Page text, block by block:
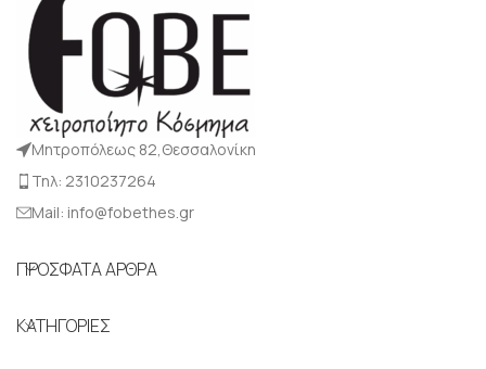
Μητροπόλεως 82,Θεσσαλονίκη
Τηλ: 2310237264
Mail: info@fobethes.gr
ΠΡΟΣΦΑΤΑ ΑΡΘΡΑ
ΚΑΤΗΓΟΡΙΕΣ